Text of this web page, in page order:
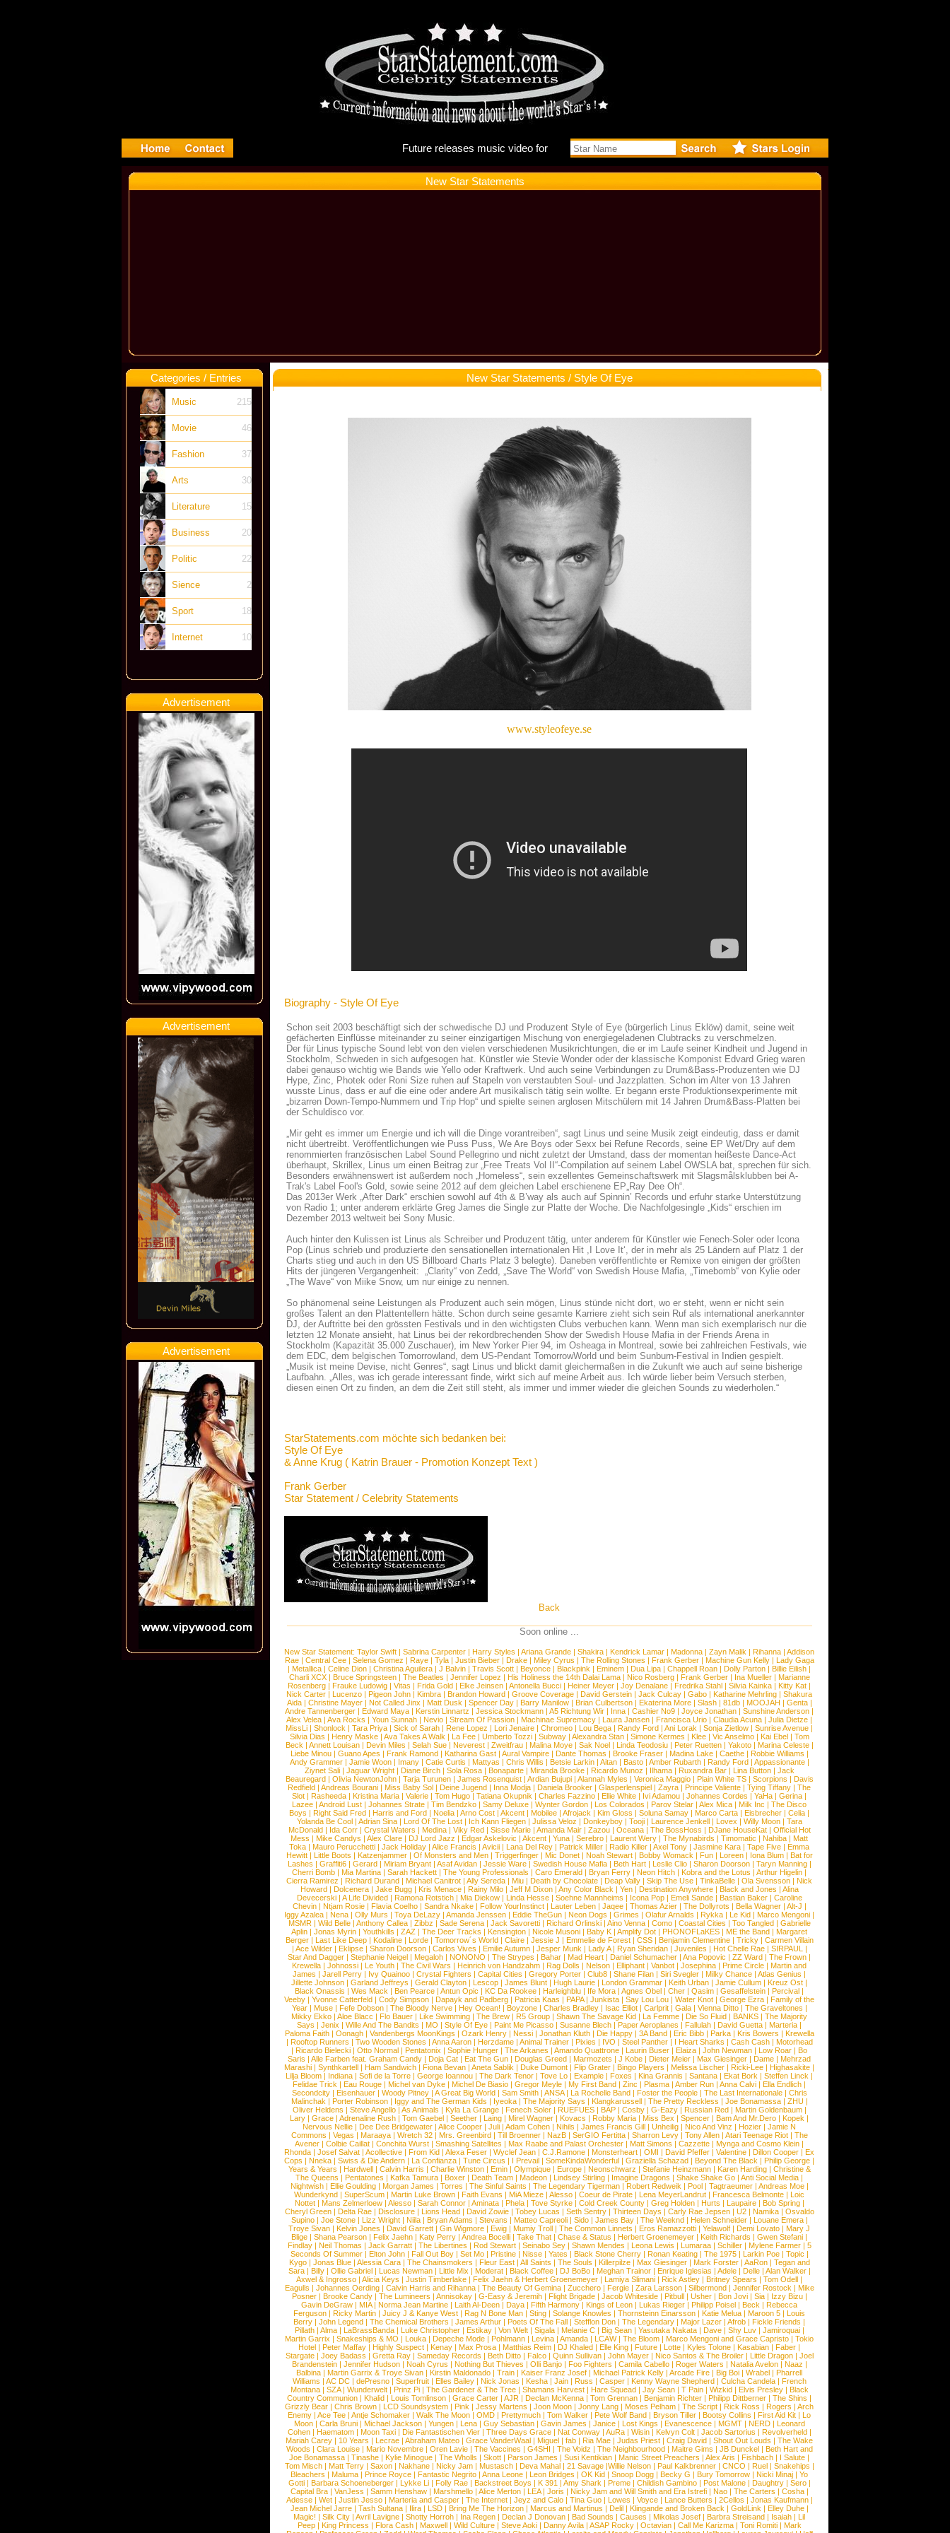
Future releases
New Star Statements
Categories / Entries
Music 215
Movie 46
Fashion 37
Arts 30
Literature 15
Business 20
Politic 22
Sience 2
Sport 18
Internet 10
Advertisement
Advertisement
Advertisement
New Star Statements / Style Of Eye
www.styleofeye.se
Biography - Style Of Eye
Schon seit 2003 beschäftigt sich der schwedische DJ und Produzent Style of Eye (bürgerlich Linus Eklöw) damit, seine weit
gefächerten Einflüsse miteinander zu seiner einzigartigen Mischung von energiegeladenen Clubtracks zu verschmelzen.
Der für Linus typische Sound lebt von den vielen verschiedenen Musikrichtungen, die er im Laufe seiner Kindheit und Jugend in
Stockholm, Schweden in sich aufgesogen hat. Künstler wie Stevie Wonder oder der klassische Komponist Edvard Grieg waren
dabei genauso wichtig wie Bands wie Yello oder Kraftwerk. Und auch seine Verbindungen zu Drum&Bass-Produzenten wie DJ
Hype, Zinc, Photek oder Roni Size ruhen auf Stapeln von verstaubten Soul- und Jazzplatten. Schon im Alter von 13 Jahren
wusste Linus, dass er auf die eine oder andere Art musikalisch tätig sein wollte. Er begann erste Produktionsexperimente mit
„bizarren Down-Tempo-Nummern und Trip Hop“ und spielte seinen arglosen Mitschülern mit 14 Jahren Drum&Bass-Platten bei
der Schuldisco vor.
„Mir geht es immer um Energie und ich will die Dinge vorantreiben“, sagt Linus und seine Musik zeigt eindeutig, dass er damit
nicht übertreibt. Veröffentlichungen wie Puss Puss, We Are Boys oder Sexx bei Refune Records, seine EP Wet/Dry auf dem
renommierten französischen Label Sound Pellegrino und nicht zuletzt der Umstand, dass der momentan heißeste Dance-Act
überhaupt, Skrillex, Linus um einen Beitrag zur „Free Treats Vol II“-Compilation auf seinem Label OWSLA bat, sprechen für sich.
Besonders erwähnenswert ist außerdem noch „Homeless“, sein exzellentes Gemeinschaftswerk mit Slagsmålsklubben bei A-
Trak's Label Fool's Gold, sowie seine 2012 auf dem gleichen Label erschienene EP„Ray Dee Oh“.
Das 2013er Werk „After Dark“ erschien sowohl auf 4th & B’way als auch auf Spinnin’ Records und erfuhr starke Unterstützung
von Radio 1; unter anderem erklärte Greg James die Single zur Platte der Woche. Die Nachfolgesingle „Kids“ erschien im
Dezember 2013 weltweit bei Sony Music.
Auch hinter den Kulissen ist Linus als Schreiber und Produzent tätig, unter anderem für Künstler wie Fenech-Soler oder Icona
Pop (Linus schrieb und produzierte den sensationellen internationalen Hit ,I Love It‘, der in mehr als 25 Ländern auf Platz 1 der
Charts stieg und auch in den US Billboard Charts Platz 3 belegte). Daneben veröffentlichte er Remixe von einigen der größten
Hits der jüngeren Vergangenheit: „Clarity“ von Zedd, „Save The World“ von Swedish House Mafia, „Timebomb“ von Kylie oder
„The Wave“ von Miike Snow, um nur einige zu nennen.
So phänomenal seine Leistungen als Produzent auch sein mögen, Linus stünde nicht dort, wo er steht, wenn er nicht sein
großes Talent an den Plattentellern hätte. Schon durch seine gesamte Karriere zieht sich sein Ruf als international anerkannter
DJ, der Auftritte bei den grössten Festivals und in den wichtigsten Clubs verbuchen kann. Wenn man sich exemplarisch nur die
letzten 12 Monate ansieht, hat Linus bei der rekordbrechenden Show der Swedish House Mafia in der Friends Arena in
Stockholm (Kapazität 35.000 Zuschauer), im New Yorker Pier 94, im Osheaga in Montreal, sowie bei zahlreichen Festivals, wie
dem EDC, dem belgischen Tomorrowland, dem US-Pendant TomorrowWorld und beim Sunburn-Festival in Indien gespielt.
„Musik ist meine Devise, nicht Genres“, sagt Linus und blickt damit gleichermaßen in die Zukunft wie auch auf seine bisherige
Laufbahn. „Alles, was ich gerade interessant finde, wirkt sich auf meine Arbeit aus. Ich würde lieber beim Versuch sterben,
diesen einen Ort zu finden, an dem die Zeit still steht, als immer und immer wieder die gleichen Sounds zu wiederholen.“
StarStatements.com möchte sich bedanken bei:
Style Of Eye
& Anne Krug ( Katrin Brauer - Promotion Konzept Text )
Frank Gerber
Star Statement / Celebrity Statements
Back
Soon online ...
New Star Statement: Taylor Swift | Sabrina Carpenter | Harry Styles | Ariana Grande | Shakira | Kendrick Lamar | Madonna | Zayn Malik | Rihanna | Addison
Rae| Central Cee| Selena Gomez | Raye| Tyla| Justin Bieber| Drake| Miley Cyrus | The Rolling Stones | Frank Gerber| Machine Gun Kelly| Lady Gaga
| Metallica | Celine Dion | Christina Aguilera | J Balvin | Travis Scott | Beyonce | Blackpink | Eminem | Dua Lipa | Chappell Roan | Dolly Parton | Billie Eilish |
Charli XCX| Bruce Springsteen| The Beatles | Jennifer Lopez | His Holiness the 14th Dalai Lama| Nico Rosberg| Frank Gerber| Ina Mueller| Marianne
Rosenberg | Frauke Ludowig | Vitas | Frida Gold | Elke Jeinsen | Antonella Bucci | Heiner Meyer | Joy Denalane | Fredrika Stahl | Silvia Kainka | Kitty Kat |
Nick Carter | Lucenzo | Pigeon John | Kimbra | Brandon Howard | Groove Coverage | David Gerstein | Jack Culcay | Gabo | Katharine Mehrling | Shakura
Aida| Christine Mayer| Not Called Jinx | Matt Dusk | Spencer Day| Barry Manilow| Brian Culbertson| Ekaterina More| Slash| 81db| MOOJAH | Genta|
Andre Tannenberger | Edward Maya | Kerstin Linnartz | Jessica Stockmann | A5 Richtung Wir | Inna | Cashier No9 | Joyce Jonathan | Sunshine Anderson |
Alex Velea | Ava Rocks | Youn Sunnah | Nevio | Stream Of Passion | Machinae Supremacy | Laura Jansen | Francisca Urio | Claudia Acuna | Julia Dietze |
MissLi | Shonlock | Tara Priya | Sick of Sarah | Rene Lopez | Lori Jenaire | Chromeo | Lou Bega | Randy Ford | Ani Lorak | Sonja Zietlow | Sunrise Avenue |
Silvia Dias | Henry Maske| Ava Takes A Walk | La Fee| Umberto Tozzi| Subway| Alexandra Stan| Simone Kermes | Klee| Vic Anselmo| Kai Ebel| Tom
Beck | Annett Louisan| Devin Miles | Selah Sue| Neverest| Zweitfrau| Malina Moye| Sak Noel| Linda Teodosiu| Peter Ruetten| Yakoto| Marina Celeste|
Liebe Minou| Guano Apes | Frank Ramond| Katharina Gast| Aural Vampire| Dante Thomas | Brooke Fraser| Madina Lake| Caethe| Robbie Williams |
Andy Grammer| Jamie Woon| Imany| Catie Curtis | Mattyas | Chris Willis | Betsie Larkin| Aitan| Basto| Amber Rubarth| Randy Ford| Appassionante|
Ziynet Sali| Jaguar Wright| Diane Birch| Sola Rosa| Bonaparte| Miranda Brooke| Ricardo Munoz | Ilhama| Ruxandra Bar| Lina Button| Jack
Beauregard| Olivia NewtonJohn| Tarja Turunen| James Rosenquist| Ardian Bujupi| Alannah Myles | Veronica Maggio| Plain White TS| Scorpions | Davis
Redfield | Andreas Bourani | Miss Baby Sol | Deine Jugend | Inna Modja | Daniela Brooker | Glasperlenspiel | Zayra | Principe Valiente | Tying Tiffany | The
Slot | Rasheeda | Kristina Maria | Valerie | Tom Hugo | Tatiana Okupnik | Charles Fazzino | Ellie White | Ivi Adamou | Johannes Cordes | YaHa | Gerina |
Lazee | Android Lust | Johannes Strate | Tim Bendzko | Samy Deluxe | Wynter Gordon | Los Colorados | Parov Stelar | Alex Mica | Milk Inc | The Disco
Boys | Right Said Fred | Harris and Ford | Noelia | Arno Cost | Akcent | Mobilee | Afrojack | Kim Gloss | Soluna Samay | Marco Carta | Eisbrecher | Celia |
Yolanda Be Cool| Adrian Sina| Lord Of The Lost| Ich Kann Fliegen| Julissa Veloz | Donkeyboy| Tooji| Laurence Jenkell| Lovex | Willy Moon| Tara
McDonald| Ida Corr| Crystal Waters | Medina| Viky Red| Sisse Marie| Amanda Mair| Zazou| Oceana| The BossHoss | DJane HouseKat| Official Hot
Mess | Mike Candys | Alex Clare | DJ Lord Jazz | Edgar Askelovic | Akcent | Yuna | Serebro | Laurent Wery | The Mynabirds | Timomatic | Nahiba | Matt
Toka | Mauro Perucchetti | Jack Holiday | Alice Francis | Avicii | Lana Del Rey | Patrick Miller | Radio Killer | Axel Tony | Jasmine Kara | Tape Five | Emma
Hewitt| Little Boots | Katzenjammer| Of Monsters and Men| Triggerfinger| Mic Donet| Noah Stewart| Bobby Womack | Fun| Loreen| Iona Blum| Bat for
Lashes | Graffiti6| Gerard| Miriam Bryant| Asaf Avidan| Jessie Ware| Swedish House Mafia| Beth Hart| Leslie Clio| Sharon Doorson| Taryn Manning|
Cherri Bomb | Mia Martina | Sarah Hackett | The Young Professionals | Caro Emerald | Bryan Ferry | Neon Hitch | Kobra and the Lotus | Arthur Higelin |
Cierra Ramirez | Richard Durand | Michael Canitrot | Ally Sereda | Miu | Death by Chocolate | Deap Vally | Skip The Use | TinkaBelle | Ola Svensson | Nick
Howard| Dolcenera| Jake Bugg| Kris Menace| Rainy Milo| Jeff M Dixon| Any Color Black | Yen| Destination Anywhere| Black and Jones | Alina
Devecerski| A Life Divided| Ramona Rotstich| Mia Diekow| Linda Hesse| Soehne Mannheims | Icona Pop| Emeli Sande| Bastian Baker| Caroline
Chevin| Ntjam Rosie| Flavia Coelho| Sandra Nkake| Follow YourInstinct| Lauter Leben| Jaqee| Thomas Azier| The Dollyrots | Bella Wagner| Alt-J |
Iggy Azalea | Nena | Olly Murs | Toya DeLazy | Amanda Jenssen | Eddie TheGun | Neon Dogs | Grimes | Olafur Arnalds | Rykka | Le Kid | Marco Mengoni |
MSMR| Wild Belle| Anthony Callea| Zibbz | Sade Serena| Jack Savoretti| Richard Orlinski| Aino Venna| Como| Coastal Cities | Too Tangled| Gabrielle
Aplin | Jonas Myrin | Youthkills | ZAZ | The Deer Tracks | Kensington | Nicole Musoni | Baby K | Amplify Dot | PHONOFLaKES | ME the Band | Margaret
Berger| Last Like Deep| Kodaline| Lorde| Tomorrow´s World| Claire| Jessie J | Emmelie de Forest| CSS| Benjamin Clementine| Tricky| Carmen Villain
| Ace Wilder| Eklipse| Sharon Doorson| Carlos Vives | Emilie Autumn| Jesper Munk | Lady A| Ryan Sheridan| Juveniles | Hot Chelle Rae| SIRPAUL
|
Star And Dagger | Stephanie Neigel | Megaloh | NONONO | The Strypes | Bahar | Mad Heart | Daniel Schumacher | Ana Popovic | ZZ Ward | The Frown |
Krewella | Johnossi | Le Youth | The Civil Wars | Heinrich von Handzahm | Rag Dolls | Nelson | Elliphant | Vanbot | Josephina | Prime Circle | Martin and
James | Jarell Perry | Ivy Quainoo | Crystal Fighters | Capital Cities | Gregory Porter | Club8 | Shane Filan | Siri Svegler | Milky Chance | Atlas Genius |
Jillette Johnson | Garland Jeffreys | Gerald Clayton | Lescop | James Blunt | Hugh Laurie | London Grammar | Keith Urban | Jamie Cullum | Kreuz Ost |
Black Onassis | Wes Mack | Ben Pearce | Antun Opic | KC Da Rookee | Harleighblu | Ife Mora | Agnes Obel | Cher | Qasim | Gesaffelstein | Percival |
Veeby | Yvonne Catterfeld | Cody Simpson | Dapayk and Padberg | Patricia Kaas | PAPA| Junkista | Say Lou Lou | Water Knot | George Ezra | Family of the
Year| Muse| Fefe Dobson| The Bloody Nerve| Hey Ocean! | Boyzone| Charles Bradley| Isac Elliot| Carlprit| Gala| Vienna Ditto| The Graveltones |
Mikky Ekko | Aloe Blacc | Flo Bauer | Like Swimming | The Brew | R5 Group | Shawn The Savage Kid | La Femme | Die So Fluid | BANKS | The Majority
Says | Jenix | Wille And The Bandits | MO | Style Of Eye | Paint Me Picasso | Susanne Blech | Paper Aeroplanes | Fallulah | David Guetta | Marteria |
Paloma Faith| Oonagh| Vandenbergs MoonKings | Ozark Henry| Nessi| Jonathan Kluth| Die Happy| 3A Band| Eric Bibb| Parka| Kris Bowers | Krewella
| Rooftop Runners | Two Wooden Stones | Anna Aaron| Herzdame| Animal Trainer| Pixies | IVO | Steel Panther| I Heart Sharks | Cash Cash| Motorhead
| Ricardo Bielecki | Otto Normal | Pentatonix | Sophie Hunger | The Arkanes | Amando Quattrone | Laurin Buser | Elaiza | John Newman | Low Roar | Bo
Saris | Alle Farben feat. Graham Candy | Doja Cat | Eat The Gun | Douglas Greed | Marmozets | J Kobe | Dieter Meier | Max Giesinger | Dame | Mehrzad
Marashi | Synthkartell | Ham Sandwich | Fiona Bevan | Aneta Sablik | Duke Dumont | Flip Grater | Bingo Players | Melissa Lischer | Ricki-Lee | Highasakite |
Lilja Bloom | Indiana | Sofi de la Torre | George Ioannou | The Dark Tenor | Tove Lo | Example | Foxes | Kina Grannis | Santana | Ekat Bork | Steffen Linck |
Felidae Trick | Eau Rouge | Michel van Dyke | Michel De Biasio | Gregor Meyle | My First Band | Zinc | Plasma | Amber Run | Anna Calvi | Ella Endlich |
Secondcity| Eisenhauer| Woody Pitney| A Great Big World| Sam Smith| ANSA| La Rochelle Band| Foster the People| The Last Internationale| Chris
Malinchak | Porter Robinson| Iggy and The German Kids | Iyeoka| The Majority Says | Klangkarussell| The Pretty Reckless | Joe Bonamassa| ZHU|
Oliver Heldens | Steve Angello| As Animals | Kyla La Grange| Fenech Soler| RUEFUES| BAP| Cosby| G-Eazy| Russian Red| Martin Goldenbaum|
Lary | Grace | Adrenaline Rush | Tom Gaebel | Seether | Laing | Mirel Wagner | Kovacs | Robby Maria | Miss Bex | Spencer | Bam And Mr.Dero | Kopek |
Nervous Nellie | Dee Dee Bridgewater | Alice Cooper | Juli | Adam Cohen | Nihils | James Francis Gill | Unheilig | Nico And Vinz | Hozier | Jamie N
Commons | Vegas | Maraaya| Wretch 32| Mrs. Greenbird| Till Broenner| NazB| SerGIO Fertitta| Sharron Levy| Tony Allen| Atari Teenage Riot| The
Avener | Colbie Caillat | Conchita Wurst | Smashing Satellites | Max Raabe and Palast Orchester | Matt Simons | Cazzette | Mynga and Cosmo Klein |
Rhonda | Josef Salvat | Acollective | From Kid | Alexa Feser | Wyclef Jean | C.J.Ramone | Monsterheart | OMI | David Pfeffer | Valentine | Dillon Cooper | Ex
Cops | Nneka | Swiss & Die Andern | La Confianza | Tune Circus | I Prevail | SomeKindaWonderful | Graziella Schazad | Beyond The Black | Philip George |
Years & Years | Hardwell| Calvin Harris | Charlie Winston| Emin| Olympique| Europe| Neonschwarz | Stefanie Heinzmann| Karen Harding| Christine &
The Queens | Pentatones | Kafka Tamura | Boxer | Death Team | Madeon | Lindsey Stirling | Imagine Dragons | Shake Shake Go | Anti Social Media |
Nightwish| Ellie Goulding| Morgan James | Torres | The Sinful Saints | The Legendary Tigerman| Robert Redweik | Pool| Tagtraeumer| Andreas Moe|
Wunderkynd | SuperScum | Martin Luke Brown | Faith Evans | MiA Mieze | Alesso | Coeur de Pirate | Lena MeyerLandrut | Francesca Belmonte | Loic
Nottet| Mans Zelmerloew| Alesso| Sarah Connor| Aminata| Phela| Tove Styrke| Cold Creek County| Greg Holden| Hurts | Laupaire| Bob Spring|
Cheryl Green| Delta Rae| Disclosure| Lions Head| David Zowie| Tobey Lucas | Seth Sentry| Thirteen Days | Carly Rae Jepsen| U2| Namika| Osvaldo
Supino| Joe Stone| Lizz Wright| Niila| Bryan Adams | Stevans | Matteo Capreoli| Sido| James Bay| The Weeknd| Helen Schneider| Louane Emera|
Troye Sivan | Kelvin Jones | David Garrett | Gin Wigmore | Ewig | Mumiy Troll | The Common Linnets | Eros Ramazzotti | Yelawolf | Demi Lovato | Mary J
Blige | Shana Pearson | Felix Jaehn | Katy Perry | Andrea Bocelli | Take That | Chase & Status | Herbert Groenemeyer | Keith Richards | Gwen Stefani |
Findlay| Neil Thomas | Jack Garratt| The Libertines | Rod Stewart| Seinabo Sey| Shawn Mendes | Leona Lewis | Lumaraa| Schiller| Mylene Farmer| 5
Seconds Of Summer| Elton John| Fall Out Boy| Set Mo| Pristine| Nisse| Yates | Black Stone Cherry| Ronan Keating| The 1975| Larkin Poe| Topic |
Kygo| Jonas Blue| Alessia Cara| The Chainsmokers | Fleur East| All Saints | The Souls | Killerpilze| Max Giesinger| Mark Forster| AaRon| Tegan and
Sara| Billy| Ollie Gabriel| Lucas Newman| Little Mix | Moderat| Black Coffee| DJ BoBo| Meghan Trainor| Enrique Iglesias | Adele| Delle| Alan Walker|
Axwel & Ingrosso | Alicia Keys | Justin Timberlake | Felix Jaehn & Herbert Groenemeyer | Lamiya Slimani | Rick Astley | Britney Spears | Tom Odell |
Eagulls | Johannes Oerding| Calvin Harris and Rihanna| The Beauty Of Gemina| Zucchero| Fergie| Zara Larsson| Silbermond| Jennifer Rostock | Mike
Posner| Brooke Candy| The Lumineers | Annisokay| G-Easy & Jeremih| Flight Brigade| Jacob Whiteside| Pitbull| Usher| Bon Jovi| Sia| Izzy Bizu|
Gavin DeGraw | MIA| Norma Jean Martine | Laith Al-Deen | Daya | Fifth Harmony | Kings of Leon | Lukas Rieger | Philipp Poisel | Beck | Rebecca
Ferguson | Ricky Martin | Juicy J & Kanye West | Rag N Bone Man | Sting | Solange Knowles | Thornsteinn Einarsson | Katie Melua | Maroon 5 | Louis
Berry | John Legend | The Chemical Brothers | James Arthur | Poets Of The Fall | Stefflon Don | The Legendary | Major Lazer | Afrob | Fickle Friends |
Pillath| Alma| LaBrassBanda| Luke Christopher| Estikay| Von Welt| Sigala| Melanie C| Big Sean| Yasutaka Nakata| Dave| Shy Luv| Jamiroquai|
Martin Garrix | Snakeships & MO | Louka | Depeche Mode | Pohlmann | Levina | Amanda | LCAW| The Bloom | Marco Mengoni and Grace Capristo | Tokio
Hotel | Peter Maffay | Highly Suspect | Kenay | Max Prosa | Matthias Reim | DJ Khaled | Elle King | Future | Lotte | Kyles Tolone | Kasabian | Faber |
Stargate| Joey Badass | Gretta Ray| Sameday Records | Beth Ditto| Falco| Quinn Sullivan| John Mayer| Nico Santos & The Broiler| Little Dragon| Joel
Brandenstein| Jennifer Hudson| Noah Cyrus | Nothing But Thieves | Olli Banjo| Foo Fighters | Camila Cabello| Roger Waters | Natalia Avelon| Naaz |
Balbina | Martin Garrix & Troye Sivan | Kirstin Maldonado | Train | Kaiser Franz Josef | Michael Patrick Kelly | Arcade Fire | Big Boi | Wrabel | Pharrell
Williams | AC DC| dePresno| Superfruit| Elles Bailey| Nick Jonas | Kesha| Jain| Russ | Casper| Kenny Wayne Shepherd| Culcha Candela| French
Montana| SZA| Wunderwelt| Prinz Pi| The Gardener & The Tree| Shamans Harvest| Hare Squead| Jay Sean| T Pain| Wizkid| Elvis Presley| Black
Country Communion | Khalid | Louis Tomlinson | Grace Carter | AJR | Declan McKenna | Tom Grennan | Benjamin Richter | Philipp Dittberner | The Shins |
Grizzly Bear | Chris Brown | LCD Soundsystem | Pink | Jessy Martens | Joon Moon | Jonny Lang | Moses Pelham | The Script | Rick Ross | Rogers | Arch
Enemy | Ace Tee | Antje Schomaker | Walk The Moon | OMD | Prettymuch | Tom Walker | Pete Wolf Band | Bryson Tiller | Bootsy Collins | First Aid Kit | Lo
Moon| Carla Bruni| Michael Jackson| Yungen| Lena| Guy Sebastian| Gavin James | Janice| Lost Kings | Evanescence| MGMT| NERD| Leonard
Cohen| Haematom| Moon Taxi| Die Fantastischen Vier| Three Days Grace| Nat Conway| AuRa| Wisin| Kelvyn Colt| Jacob Sartorius | Revolverheld|
Mariah Carey | 10 Years | Lecrae | Abraham Mateo | Grace VanderWaal | Miguel | fab | Ria Mae | Judas Priest | Craig David | Shout Out Louds | The Wake
Woods | Clara Louise| Mario Novembre| Oren Lavie| The Vaccines | G4SHI | The Voidz | The Neighbourhood| Maitre Gims | JB Dunckel| Beth Hart and
Joe Bonamassa | Tinashe | Kylie Minogue | The Wholls | Skott | Parson James | Susi Kentikian | Manic Street Preachers | Alex Aris | Fishbach | I Salute |
Tom Misch| Matt Terry| Saxon| Nakhane| Nicky Jam| Mustasch| Deva Mahal| 21 Savage|Willie Nelson| Paul Kalkbrenner| CNCO | Ruel| Snakehips |
Bleachers | Maluma | Prince Royce | Fantastic Negrito | Anna Leone | Leon Bridges | OK Kid | Snoop Dogg | Becky G | Bury Tomorrow | Nicki Minaj | Yo
Gotti| Barbara Schoeneberger| Lykke Li| Folly Rae| Backstreet Boys | K 391 | Amy Shark | Preme| Childish Gambino| Post Malone| Daughtry| Sero|
Capital Bra| VanJess | Samm Henshaw| Marshmello| Alice Merton| LEA| Joris | Nicky Jam and Will Smith and Era Istrefi| Nao| The Carters | Cosha|
Adesse| Wet| Justin Jesso| Marteria and Casper| The Internet| Jeyz and Calo| Tina Guo| Lowes | Voyce| Lance Butters | 2Cellos | Jonas Kaufmann|
Jean Michel Jarre| Tash Sultana| Ilira| LSD| Bring Me The Horizon| Marcus and Martinus | Delil| Klingande and Broken Back | GoldLink | Elley Duhe|
Magic! | Silk City | Avril Lavigne | Shotty Horroh | Ina Regen | Declan J Donovan | Bad Sounds | Causes | Mikolas Josef | Barbra Streisand | Isaiah | Lil
Peep| King Princess | Flora Cash| Maxwell| Wild Culture| Steve Aoki| Danny Avila| ASAP Rocky| Octavian| Call Me Karizma| Toni Romiti| Mark